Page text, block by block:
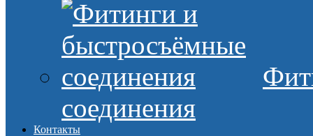
соединения
Контакты